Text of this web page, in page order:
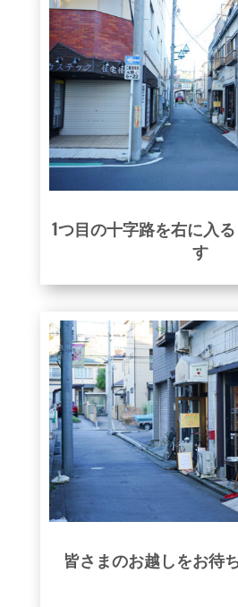
1つ目の十字路を右に入
す
皆さまのお越しをお待